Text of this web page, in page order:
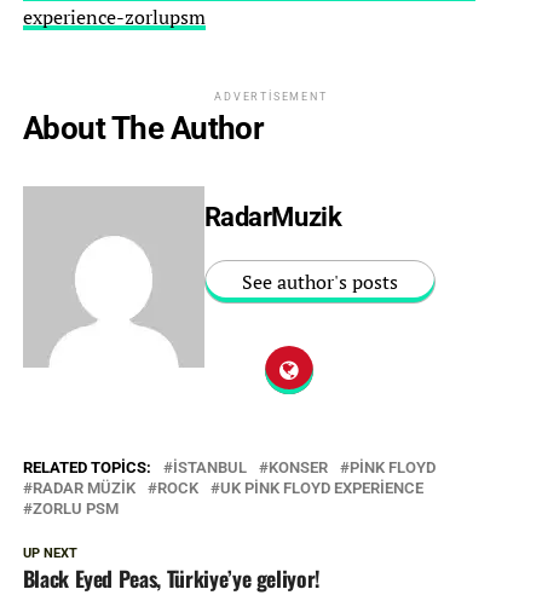
experience-zorlupsm
ADVERTISEMENT
About The Author
RadarMuzik
See author's posts
RELATED TOPICS: ISTANBUL KONSER
PINK FLOYD
RADAR MÜZIK
ROCK
UK PINK FLOYD EXPERIENCE
ZORLU PSM
UP NEXT
Black Eyed Peas, Türkiye’ye geliyor!